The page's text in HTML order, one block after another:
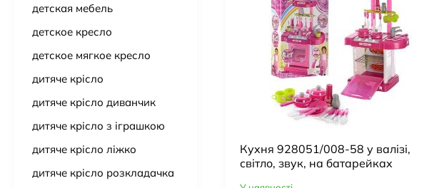
Кухня 928051/008-58 у валізі,
світло, звук, на батарейках
детская мебель
детское кресло
детское мягкое кресло
дитяче крісло
дитяче крісло диванчик
дитяче крісло з іграшкою
дитяче крісло ліжко
дитяче крісло розкладачка